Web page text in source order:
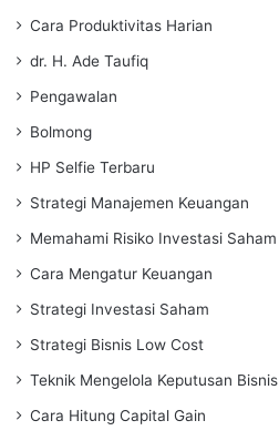
Cara Produktivitas Harian
dr. H. Ade Taufiq
Pengawalan
Bolmong
HP Selfie Terbaru
Strategi Manajemen Keuangan
Memahami Risiko Investasi Saham
Cara Mengatur Keuangan
Strategi Investasi Saham
Strategi Bisnis Low Cost
Teknik Mengelola Keputusan Bisnis
Cara Hitung Capital Gain